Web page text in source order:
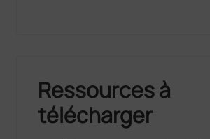
Ressources à
télécharger